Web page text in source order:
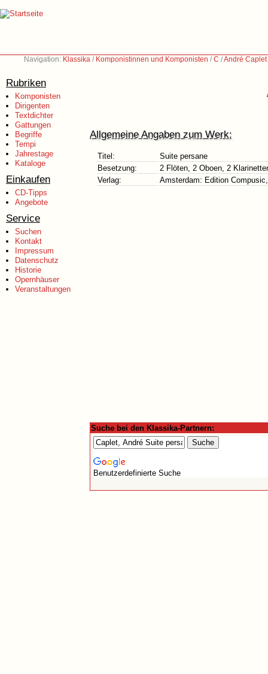
Navigation: Klassika / Komponistinnen und Komponisten /C /André
Rubriken
Komponisten
Dirigenten
Textdichter
Gattungen
Begriffe
Tempi
Jahrestage
Kataloge
Einkaufen
CD-Tipps
Angebote
Service
Suchen
Kontakt
Impressum
Datenschutz
Historie
Opernhäuser
Veranstaltungen
Allgemeine Angaben zum Werk:
Titel:
Suite persane
Besetzung:
2 Flöten, 2 Oboen, 2
Verlag:
Amsterdam: Edition
Suche bei den Klassika-Partnern:
Benutzerdefinierte Suche